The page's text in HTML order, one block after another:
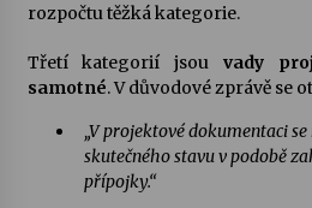
rozpočtu těžká kategorie.
Třetí kategorií jsou vady
samotné. V důvodové zprávě se
„V projektové dokumentaci
skutečného stavu v podobě
přípojky.“